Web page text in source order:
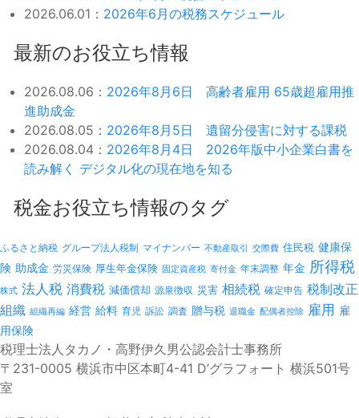
2026.06.01： 2026年6月の税務スケジュール
最新のお役立ち情報
2026.08.06： 2026年8月6日 高齢者雇用 65歳超雇用推
進助成金
2026.08.05： 2026年8月5日 遺留分侵害に対する課税
2026.08.04： 2026年8月4日 2026年版中小企業白書を
読み解く デジタル化の現在地を知る
税金お役立ち情報のタグ
ふるさと納税 グループ法人税制 マイナンバー 不動産取引 交際費 住民税 健康保
険 助成金 労災保険 厚生年金保険 固定資産税 寄付金 年末調整 年金 所得税
株式 法人税 消費税 減価償却 源泉徴収 災害 相続税 確定申告 税制改正
組織 組織再編 経営 給料 育児 訴訟 調査 贈与税 退職金 配偶者控除 雇用 雇
用保険
税理士法人タカノ・高野伊久男公認会計士事務所
〒231-0005 横浜市中区本町4-41 D’グラフォート 横浜501号
室